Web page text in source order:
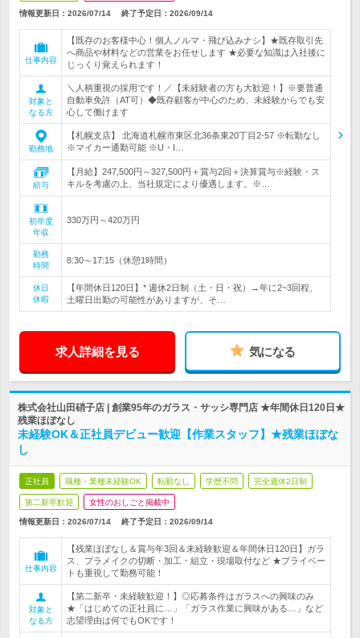
情報更新日：2026/07/14 終了予定日： 2026/09/14
仕事内容
【既存のお客様中心！個人ノルマ・飛び込みナシ】★既存取引先
へ商品や材料などの営業をお任せします ★必要な知識は入社後に
じっくり覚えられます！
対象と
なる方
＼人柄重視の採用です！／【未経験者の方も大歓迎！】※要普通
自動車免許（AT可）◆既存顧客が中心のため、未経験からでも安
心して働けます
勤務地
【札幌支店】 北海道札幌市東区北36条東20丁目2-57 ※転勤なし
※マイカー通勤可能 ※U・I…
給与
【月給】247,500円～327,500円＋賞与2回＋決算賞与※経験・ス
キルを考慮の上、当社規定により優遇します。※…
初年度
年収
330万円～420万円
勤務
時間
8:30～17:15（休憩1時間）
休日
休暇
【年間休日120日】* 週休2日制（土・日・祝）→年に2~3回程、
土曜日出勤の可能性がありますが、そ…
求人詳細を見る 気になる
株式会社山田硝子店 | 創業95年のガラス・サッシ専門店 ★年間休日120日★
残業ほぼなし
未経験OK＆正社員デビュー歓迎【作業スタッフ】★残業ほぼな
し
正社員 職種・業種未経験OK 転勤なし 学歴不問 完全週休2日制
第二新卒歓迎 女性のおしごと掲載中
情報更新日：2026/07/14 終了予定日： 2026/09/14
仕事内容
【残業ほぼなし＆賞与年3回＆未経験歓迎＆年間休日120日】ガラ
ス、プラメイクの切断・加工・組立・現場取付など ★プライベー
トも重視して勤務可能！
対象と
なる方
【第二新卒・未経験歓迎！】◎応募条件はガラスへの興味のみ
★「はじめての正社員に…」「ガラス作業に興味がある…」など
志望理由は何でもOKです！